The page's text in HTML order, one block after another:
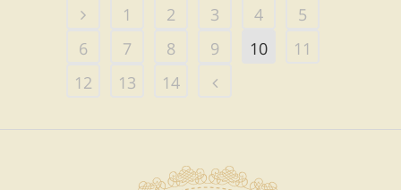
1 2 3 4
5
6
7 8 9 10
11
12
13 14